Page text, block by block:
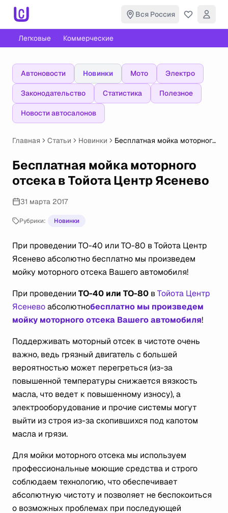
Вся Россия
Легковые Коммерческие
Автоновости Новинки Мото Электро
Законодательство Статистика Полезное
Новости автосалонов
Главная Статьи Новинки
Бесплатная мойка моторного
Ясенево
Бесплатная мойка моторного
отсека в Тойота Центр Ясенево
31 марта 2017
Рубрики: Новинки
При проведении ТО-40 или ТО-80 в Тойота Центр
Ясенево абсолютно бесплатно мы произведем
мойку моторного отсека Вашего автомобиля!
При проведении ТО-40 или ТО-80 вТойота Центр
Ясеневоабсолютнобесплатно мы произведем
мойку моторного отсека Вашего автомобиля!
Поддерживать моторный отсек в чистоте очень
важно, ведь грязный двигатель с большей
вероятностью может перегреться (из-за
повышенной температуры снижается вязкость
масла, что ведет к повышенному износу), а
электрооборудование и прочие системы могут
выйти из строя из-за скопившихся под капотом
масла и грязи.
Для мойки моторного отсека мы используем
профессиональные моющие средства и строго
соблюдаем технологию, что обеспечивает
абсолютную чистоту и позволяет не беспокоиться
о возможных проблемах при последующей